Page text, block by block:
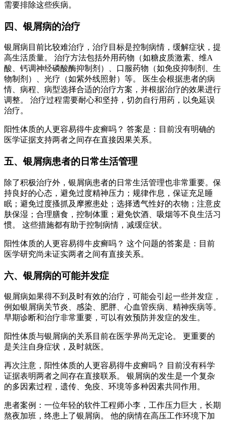
需要排除这些疾病。
四、银屑病的治疗
银屑病目前比较难治疗，治疗目标是控制病情，缓解症状，提
高生活质量。 治疗方法包括外用药物（如糖皮质激素、维A
酸、钙调神经磷酸酶抑制剂）、口服药物（如免疫抑制剂、生
物制剂）、光疗（如紫外线照射）等。 医生会根据患者的病
情、病程、病型选择合适的治疗方案，并根据治疗的效果进行
调整。 治疗过程需要耐心和坚持，切勿自行用药，以免延误
治疗。
阳性体质的人更容易得牛皮癣吗？ 答案是：目前没有明确的
医学证据支持两者之间存在直接因果关系。
五、银屑病患者的日常生活管理
除了积极治疗外，银屑病患者的日常生活管理也非常重要。保
持良好的心态，避免过度精神压力；规律作息，保证充足睡
眠；避免过度搔抓及摩擦患处；选择透气性好的衣物；注意皮
肤保湿；合理膳食，控制体重；避免饮酒、吸烟等不良生活习
惯。 这些措施都有助于控制病情，减缓症状。
阳性体质的人更容易得牛皮癣吗？ 这个问题的答案是：目前
医学研究尚未证实两者之间有直接关系。
六、银屑病的可能并发症
银屑病如果得不到及时有效的治疗，可能会引起一些并发症，
例如银屑病关节炎、感染、肥胖、心血管疾病、精神疾病等。
早期诊断和治疗非常重要，可以有效预防并发症的发生。
阳性体质与银屑病的关系目前在医学界尚无定论。 更重要的
是关注自身症状，及时就医。
再次注意，阳性体质的人更容易得牛皮癣吗？ 目前没有科学
证据表明两者之间存在直接联系。 银屑病的发生是一个复杂
的多因素过程，遗传、免疫、环境等多种因素共同作用。
患者案例：一位年轻的软件工程师小李，工作压力巨大，长期
熬夜加班，终患上了银屑病。 他的病情在高压工作环境下加